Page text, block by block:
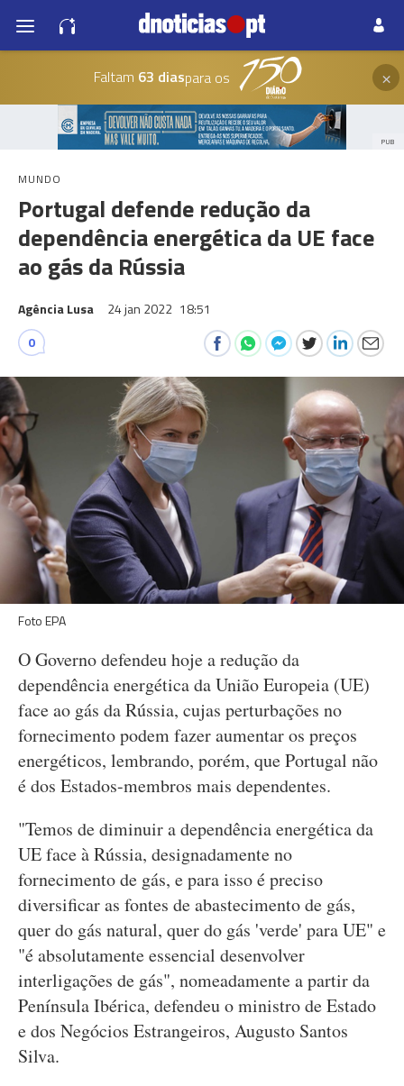
Faltam 63 diaspara os ×
PUB
MUNDO
Portugal defende redução da
dependência energética da UE face
ao gás da Rússia
Agência Lusa 24 jan 2022 18:51
0
Foto EPA
O Governo defendeu hoje a redução da
dependência energética da União Europeia (UE)
face ao gás da Rússia, cujas perturbações no
fornecimento podem fazer aumentar os preços
energéticos, lembrando, porém, que Portugal não
é dos Estados-membros mais dependentes.
"Temos de diminuir a dependência energética da
UE face à Rússia, designadamente no
fornecimento de gás, e para isso é preciso
diversificar as fontes de abastecimento de gás,
quer do gás natural, quer do gás 'verde' para UE" e
"é absolutamente essencial desenvolver
interligações de gás", nomeadamente a partir da
Península Ibérica, defendeu o ministro de Estado
e dos Negócios Estrangeiros, Augusto Santos
Silva.